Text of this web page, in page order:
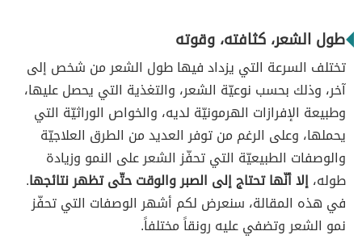
طول الشعر، كثافته، وقوته
تختلف السرعة التي يزداد فيها طول الشعر من شخص إلى
آخر، وذلك بحسب نوعيّة الشعر، والتغذية التي يحصل عليها،
وطبيعة الإفرازات الهرمونيّة لديه، والخواص الوراثيّة التي
يحملها، وعلى الرغم من توفر العديد من الطرق العلاجيّة
والوصفات الطبيعيّة التي تحفّز الشعر على النمو وزيادة
طوله،إلا أنّها تحتاج إلى الصبر والوقت حتّى تظهر نتائجها.
في هذه المقالة، سنعرض لكم أشهر الوصفات التي تحفّز
نمو الشعر وتضفي عليه رونقاً مختلفاً.